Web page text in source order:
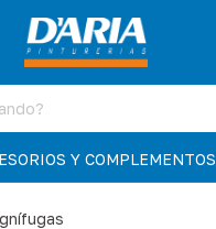
Y COMPLEMENTOS